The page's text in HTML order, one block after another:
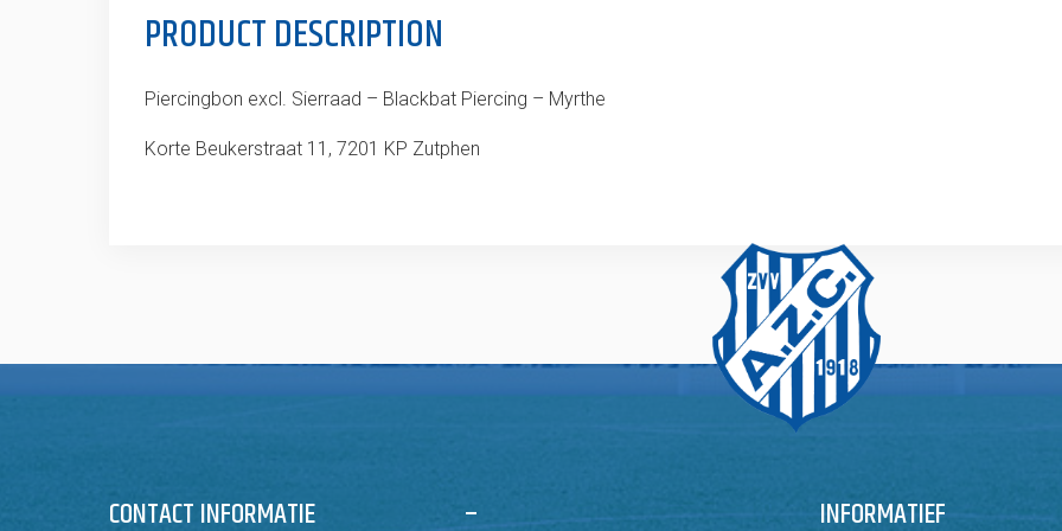
PRODUCT DESCRIPTION
Piercingbon excl. Sierraad – Blackbat Piercing – Myrthe
Korte Beukerstraat 11, 7201 KP Zutphen
CONTACT INFORMATIE – INFORMATIEF